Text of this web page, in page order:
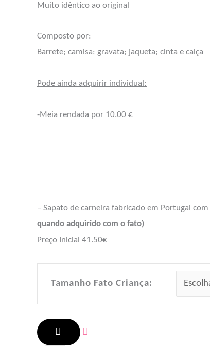
Muito idêntico ao original
Composto por:
Barrete; camisa; gravata; jaqueta; cinta e calça
Pode ainda adquirir individual:
-Meia rendada por 10.00 €
– Sapato de carneira fabricado em Portugal com
quando adquirido com o fato)
Preço Inicial 41.50€
Tamanho Fato Criança: